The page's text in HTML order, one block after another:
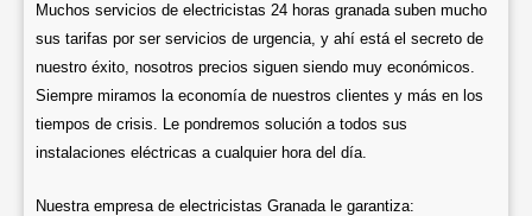
Muchos servicios de electricistas 24 horas granada suben mucho
sus tarifas por ser servicios de urgencia, y ahí está el secreto de
nuestro éxito, nosotros precios siguen siendo muy económicos.
Siempre miramos la economía de nuestros clientes y más en los
tiempos de crisis. Le pondremos solución a todos sus
instalaciones eléctricas a cualquier hora del día.
Nuestra empresa de electricistas Granada le garantiza: